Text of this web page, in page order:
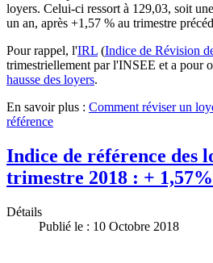
loyers. Celui-ci ressort à 129,03, soit
un an, après +1,57 % au trimestre
Pour rappel, l'IRL (Indice de Révision
trimestriellement par l'INSEE et a pour
hausse des loyers.
En savoir plus : Comment réviser un
référence
Indice de référence des
trimestre 2018 : + 1,57%
Détails
Publié le : 10 Octobre 2018